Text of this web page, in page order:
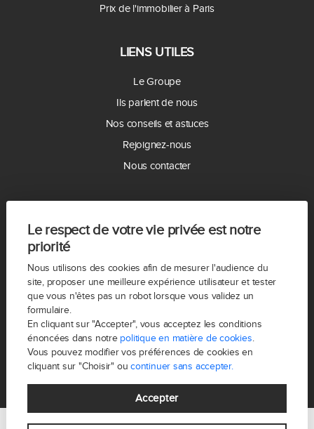
Le respect de votre vie privée est notre
priorité
Nous utilisons des cookies afin de mesurer l'audience du
site, proposer une meilleure expérience utilisateur et tester
que vous n'êtes pas un robot lorsque vous validez un
formulaire.
En cliquant sur "Accepter", vous acceptez les conditions
énoncées dans notre politique en matière de cookies.
Vous pouvez modifier vos préférences de cookies en
cliquant sur "Choisir" oucontinuer sans accepter.
Accepter
Prix de l'immobilier à Paris
LIENS UTILES
Le Groupe
Ils parlent de nous
Nos conseils et astuces
Rejoignez-nous
Nous contacter
Nouveauté à vendre !
Nouveauté FREDELION Boulogne
Nouveauté à vendre! Coup de cœur!
NOEL CHEZ FREDELION
NOUVEAUTE PENICHE A VENDRE